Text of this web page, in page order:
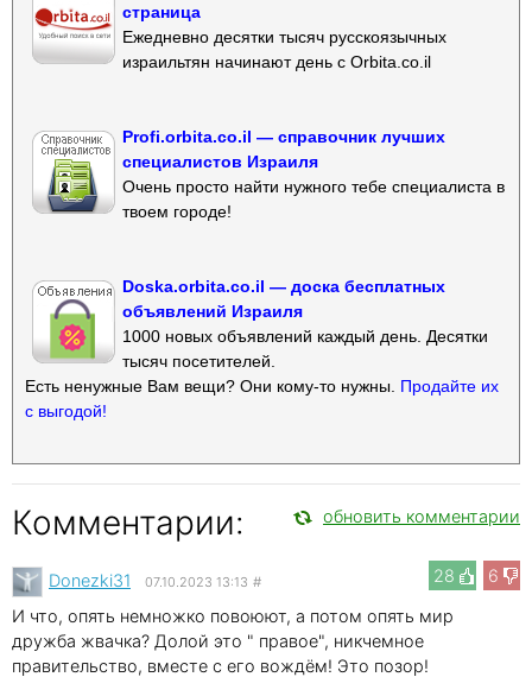
страница
Ежедневно десятки тысяч русскоязычных
израильтян начинают день с Orbita.co.il
Profi.orbita.co.il — справочник лучших
специалистов Израиля
Очень просто найти нужного тебе специалиста в
твоем городе!
Doska.orbita.co.il — доска бесплатных
объявлений Израиля
1000 новых объявлений каждый день. Десятки
тысяч посетителей.
Есть ненужные Вам вещи? Они кому-то нужны. Продайте их
с выгодой!
Комментарии: обновить комментарии
28 6
Donezki31 07.10.2023 13:13 #
И что, опять немножко повоюют, а потом опять мир
дружба жвачка? Долой это " правое", никчемное
правительство, вместе с его вождём! Это позор!